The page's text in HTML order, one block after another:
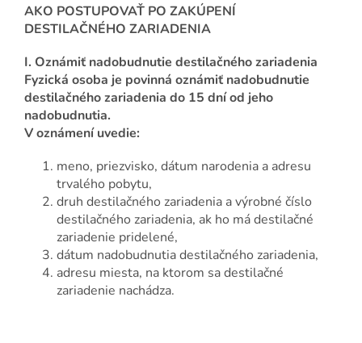
AKO POSTUPOVAŤ PO ZAKÚPENÍ
DESTILAČNÉHO ZARIADENIA
I. Oznámiť nadobudnutie destilačného zariadenia
Fyzická osoba je povinná oznámiť nadobudnutie
destilačného zariadenia do 15 dní od jeho
nadobudnutia.
V oznámení uvedie:
meno, priezvisko, dátum narodenia a adresu
trvalého pobytu,
druh destilačného zariadenia a výrobné číslo
destilačného zariadenia, ak ho má destilačné
zariadenie pridelené,
dátum nadobudnutia destilačného zariadenia,
adresu miesta, na ktorom sa destilačné
zariadenie nachádza.